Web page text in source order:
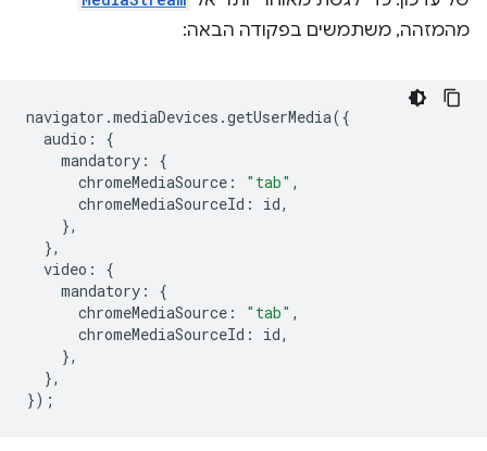
מהמזהה, משתמשים בפקודה הבאה:
navigator .mediaDevices .getUserMedia({
audio :
{
mandatory :
{
chromeMediaSource : "tab" ,
chromeMediaSourceId : id,
},
},
video :
{
mandatory :
{
chromeMediaSource : "tab" ,
chromeMediaSourceId : id,
},
},
});